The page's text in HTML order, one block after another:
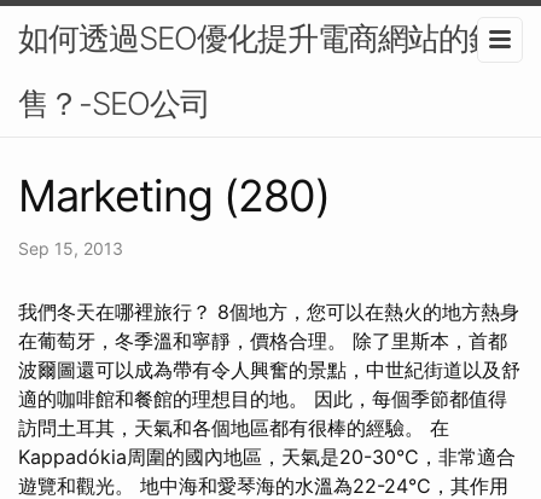
如何透過SEO優化提升電商網站的銷
售？-SEO公司
Marketing (280)
Sep 15, 2013
我們冬天在哪裡旅行？ 8個地方，您可以在熱火的地方熱身
在葡萄牙，冬季溫和寧靜，價格合理。 除了里斯本，首都
波爾圖還可以成為帶有令人興奮的景點，中世紀街道以及舒
適的咖啡館和餐館的理想目的地。 因此，每個季節都值得
訪問土耳其，天氣和各個地區都有很棒的經驗。 在
Kappadókia周圍的國內地區，天氣是20-30°C，非常適合
遊覽和觀光。 地中海和愛琴海的水溫為22-24°C，其作用